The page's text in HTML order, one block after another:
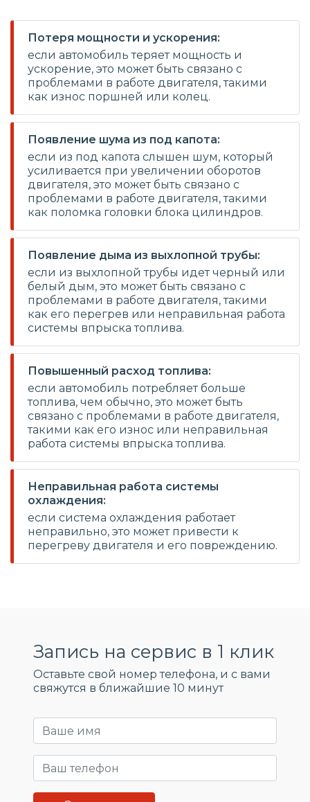
Потеря мощности и ускорения:
если автомобиль теряет мощность и
ускорение, это может быть связано с
проблемами в работе двигателя, такими
как износ поршней или колец.
Появление шума из под капота:
если из под капота слышен шум, который
усиливается при увеличении оборотов
двигателя, это может быть связано с
проблемами в работе двигателя, такими
как поломка головки блока цилиндров.
Появление дыма из выхлопной трубы:
если из выхлопной трубы идет черный или
белый дым, это может быть связано с
проблемами в работе двигателя, такими
как его перегрев или неправильная работа
системы впрыска топлива.
Повышенный расход топлива:
если автомобиль потребляет больше
топлива, чем обычно, это может быть
связано с проблемами в работе двигателя,
такими как его износ или неправильная
работа системы впрыска топлива.
Неправильная работа системы
охлаждения:
если система охлаждения работает
неправильно, это может привести к
перегреву двигателя и его повреждению.
Запись на сервис в 1 клик
Оставьте свой номер телефона, и c вами
свяжутся в ближайшие 10 минут